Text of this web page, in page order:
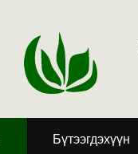
Бүтээгдэхүүн